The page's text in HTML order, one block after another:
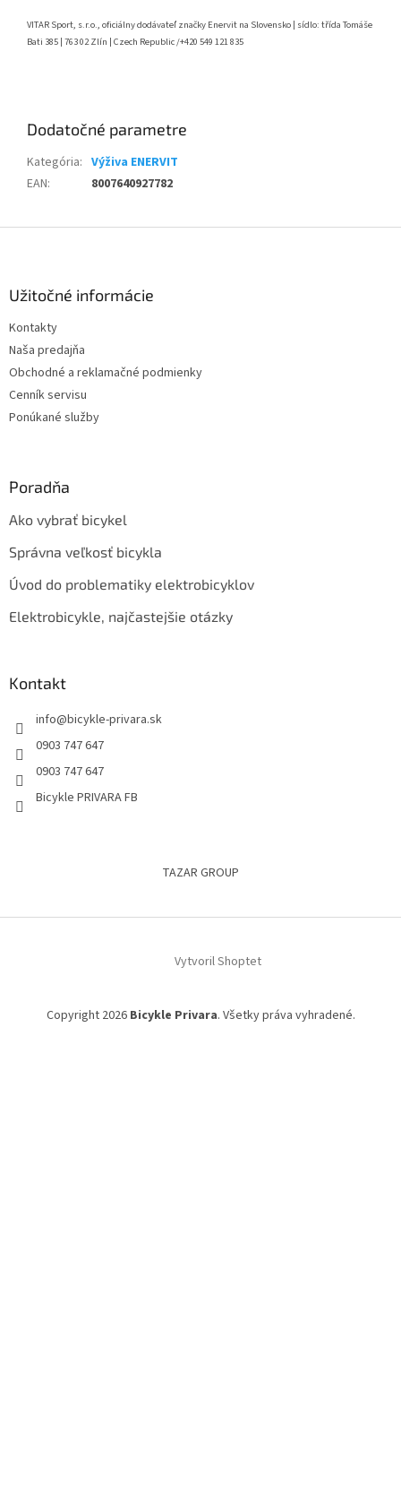
VITAR Sport, s.r.o., oficiálny dodávateľ značky Enervit na Slovensko | sídlo: třída Tomáše
Bati 385 | 763 02 Zlín | Czech Republic /+420 549 121 835
Dodatočné parametre
Kategória: Výživa ENERVIT
EAN: 8007640927782
Užitočné informácie
Kontakty
Naša predajňa
Obchodné a reklamačné podmienky
Cenník servisu
Ponúkané služby
Poradňa
Ako vybrať bicykel
Správna veľkosť bicykla
Úvod do problematiky elektrobicyklov
Elektrobicykle, najčastejšie otázky
Kontakt
info@bicykle-privara.sk
0903 747 647
0903 747 647
Bicykle PRIVARA FB
TAZAR GROUP
Vytvoril Shoptet
Copyright 2026 Bicykle Privara. Všetky práva vyhradené.